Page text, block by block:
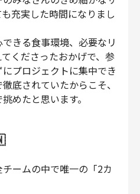
充実した時間になりまし
きる食事環境、必要なリ
くださったおかげで、参
プロジェクトに集中でき
底されていたからこそ、
めたと思います。
ームの中で唯一の「2カ